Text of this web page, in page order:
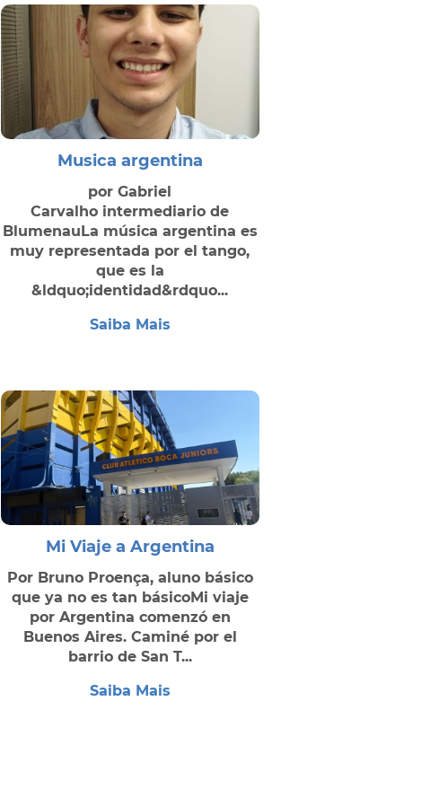
Musica argentina
por Gabriel
Carvalho intermediario de
BlumenauLa música argentina es
muy representada por el tango,
que es la
&ldquo;identidad&rdquo...
Saiba Mais
Mi Viaje a Argentina
Por Bruno Proença, aluno básico
que ya no es tan básicoMi viaje
por Argentina comenzó en
Buenos Aires. Caminé por el
barrio de San T...
Saiba Mais